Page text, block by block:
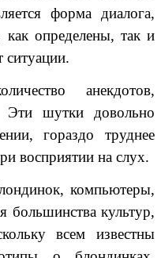
форма диалога,
определены, так и
ситуации.
анекдотов,
Эти шутки довольно
гораздо труднее
восприятии на слух.
компьютеры,
большинства культур,
всем известны